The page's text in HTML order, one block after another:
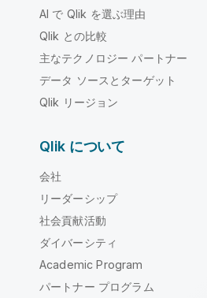
AI で Qlik を選ぶ理由
Qlik との比較
主なテクノロジー パートナー
データ ソースとターゲット
Qlik リージョン
Qlik について
会社
リーダーシップ
社会貢献活動
ダイバーシティ
Academic Program
パートナー プログラム